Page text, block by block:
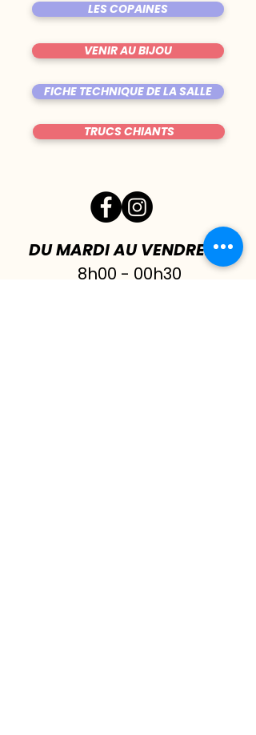
LES COPAINES
VENIR AU BIJOU
FICHE TECHNIQUE DE LA SALLE
TRUCS CHIANTS
DU MARDI AU VENDREDI|
8h00 - 00h30